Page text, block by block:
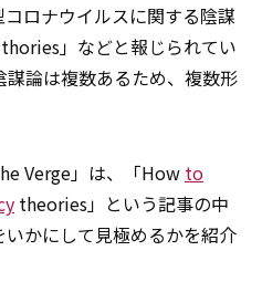
ロナウイルスに関する陰謀
thories」などと報じられてい
論は複数あるため、複数形
Verge」は、「How to
theories」という記事の中
かにして見極めるかを紹介